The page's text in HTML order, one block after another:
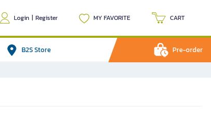
Login | Register MY FAVORITE CART
B2S Store Pre-order